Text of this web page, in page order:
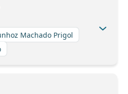
Machado Prigol